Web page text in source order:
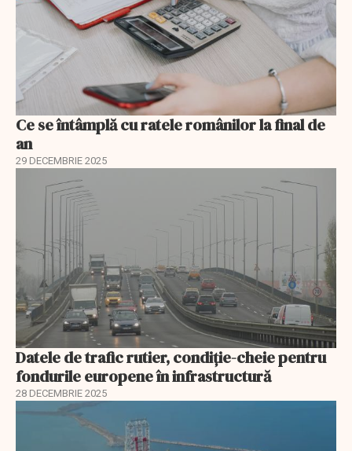
Ce se întâmplă cu ratele românilor la final de
an
29 DECEMBRIE 2025
Datele de trafic rutier, condiție-cheie pentru
fondurile europene în infrastructură
28 DECEMBRIE 2025